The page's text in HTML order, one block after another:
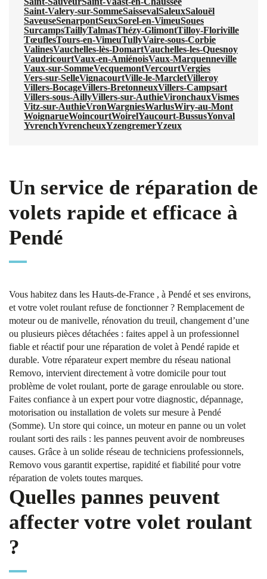
Saint-Valery-sur-SommeSaissevalSaleuxSalouël
SaveuseSenarpontSeuxSorel-en-VimeuSoues
SurcampsTaillyTalmasThézy-GlimontTilloy-Floriville
TœuflesTours-en-VimeuTullyVaire-sous-Corbie
ValinesVauchelles-lès-DomartVauchelles-les-Quesnoy
VaudricourtVaux-en-AmiénoisVaux-Marquenneville
Vaux-sur-SommeVecquemontVercourtVergies
Vers-sur-SelleVignacourtVille-le-MarcletVilleroy
Villers-BocageVillers-BretonneuxVillers-Campsart
Villers-sous-AillyVillers-sur-AuthieVironchauxVismes
Vitz-sur-AuthieVronWargniesWarlusWiry-au-Mont
WoignarueWoincourtWoirelYaucourt-BussusYonval
YvrenchYvrencheuxYzengremerYzeux
Un service de réparation de
volets rapide et efficace à
Pendé
Vous habitez dans les Hauts-de-France , à Pendé et ses environs,
et votre volet roulant refuse de fonctionner ? Remplacement de
moteur ou de manivelle, rénovation du treuil, changement d’une
ou plusieurs pièces détachées : faites appel à un professionnel
fiable et réactif pour une réparation de volet à Pendé rapide et
durable. Votre réparateur expert membre du réseau national
Removo, intervient directement à votre domicile pour tout
problème de volet roulant, porte de garage enroulable ou store.
Faites confiance à un expert pour votre diagnostic, dépannage,
motorisation ou installation de volets sur mesure à Pendé
(Somme). Un store qui coince, un moteur en panne ou un volet
roulant sorti des rails : les pannes peuvent avoir de nombreuses
causes. Grâce à un solide réseau de techniciens professionnels,
Removo vous garantit expertise, rapidité et fiabilité pour votre
réparation de volets toutes marques.
Quelles pannes peuvent
affecter votre volet roulant
?